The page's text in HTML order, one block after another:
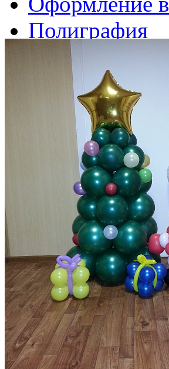
Полиграфия
Принт-
Новый год